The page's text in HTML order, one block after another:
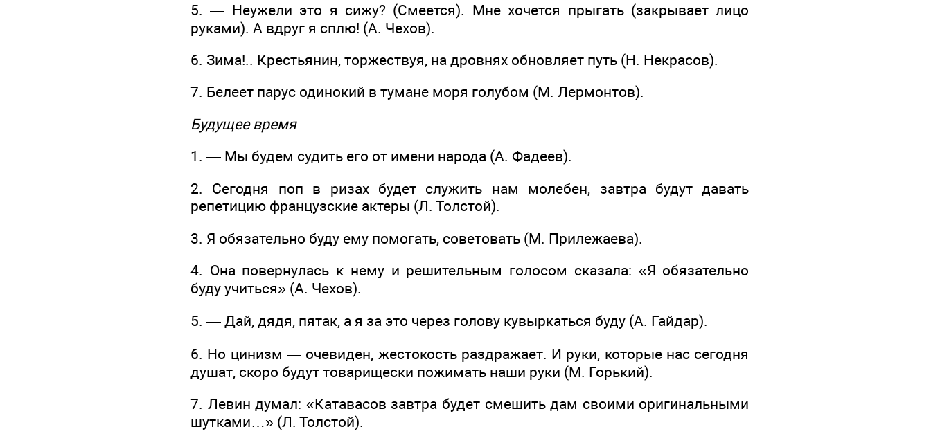
5. — Неужели это я сижу? (Смеется). Мне хочется прыгать (закрывает лицо
руками). А вдруг я сплю! (А. Чехов).
6. Зима!.. Крестьянин, торжествуя, на дровнях обновляет путь (Н. Некрасов).
7. Белеет парус одинокий в тумане моря голубом (М. Лермонтов).
Будущее время
1. — Мы будем судить его от имени народа (А. Фадеев).
2. Сегодня поп в ризах будет служить нам молебен, завтра будут давать
репетицию французские актеры (Л. Толстой).
3. Я обязательно буду ему помогать, советовать (М. Прилежаева).
4. Она повернулась к нему и решительным голосом сказала: «Я обязательно
буду учиться» (А. Чехов).
5. — Дай, дядя, пятак, а я за это через голову кувыркаться буду (А. Гайдар).
6. Но цинизм — очевиден, жестокость раздражает. И руки, которые нас сегодня
душат, скоро будут товарищески пожимать наши руки (М. Горький).
7. Левин думал: «Катавасов завтра будет смешить дам своими оригинальными
шутками…» (Л. Толстой).